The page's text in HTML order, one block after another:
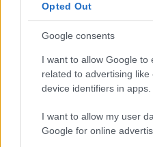
Opted Out
Google consents
I want to allow Google to
related to advertising
device identifiers in apps.
I want to allow my user
Google for online
b
o
o
k
te
r
re
st
s
p
p
NOTIZIE RECENTI
Controlli
arresti e 135